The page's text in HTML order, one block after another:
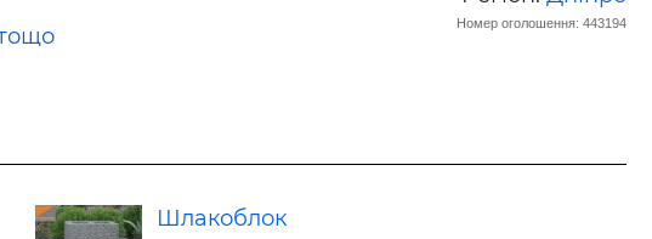
Номер оголошення: 443194
Шлакоблок